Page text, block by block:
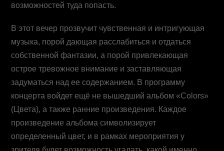
возможностей туда попасть.
В этот вечер прозвучит чувственная и интригующая
музыка, порой дающая расслабиться и отдаться
собственной фантазии, а порой привлекающая
острое тревожное внимание и заставляющая
задуматься над ее содержанием. В программу
концерта войдет ещё не вышедший альбом «Colors»
(Цвета), а также ранние произведения. Каждое
произведение альбома символизирует
определенный цвет, и в рамках мероприятия у